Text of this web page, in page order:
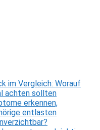
im Vergleich: Worauf
achten sollten
erkennen,
entlasten